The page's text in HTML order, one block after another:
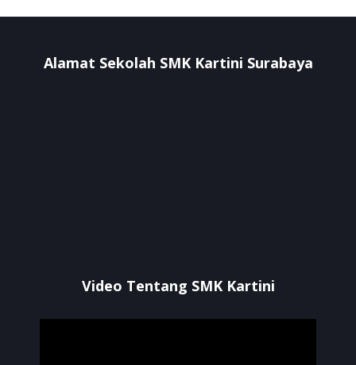
Alamat Sekolah SMK Kartini Surabaya
Video Tentang SMK Kartini